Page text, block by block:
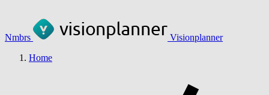
Nmbrs
Visionplanner
Home